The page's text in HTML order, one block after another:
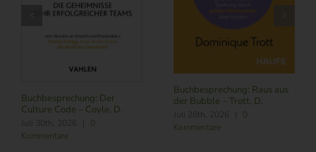
Buchbesprechung: Der
Culture Code – Coyle, D.
Juli 30th, 2026
0
Kommentare
Buchbesprechung: Raus aus
der Bubble – Trott, D.
Juli 28th, 2026
0
Kommentare